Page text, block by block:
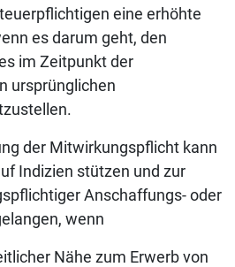
eine erhöhte
es darum geht, den
im Zeitpunkt der
ursprünglichen
der Mitwirkungspflicht kann
Indizien stützen und zur
Anschaffungs- oder
wenn
Nähe zum Erwerb von